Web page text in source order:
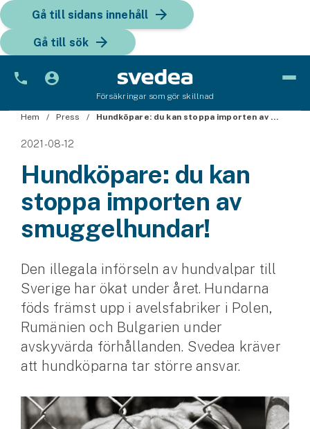
Gå till sidans innehåll
Gå till sök
Försäkringar som gör skillnad
Bil
Bilförsäkring
Bilförsäkring för företag
Fordon
Snöskoterförsäkring
ATV-försäkring
Släpvagnsförsäkring
Motorcykel
Märkesförsäkringar
Hem Press Hundköpare: du kan stoppa importen av smuggelhundar!
2021-08-12
Hundköpare: du kan
stoppa importen av
smuggelhundar!
Den illegala införseln av hundvalpar till
Sverige har ökat under året. Hundarna
föds främst upp i avelsfabriker i Polen,
Rumänien och Bulgarien under
avskyvärda förhållanden. Svedea kräver
att hundköparna tar större ansvar.